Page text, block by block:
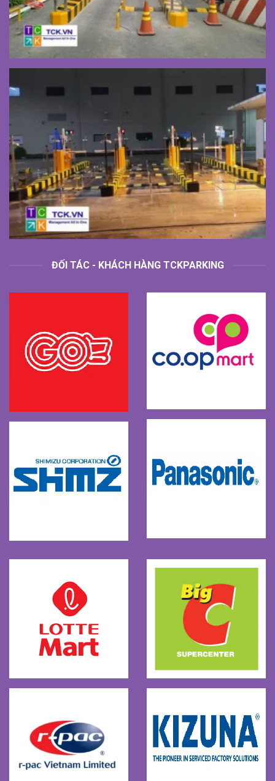
ĐỐI TÁC - KHÁCH HÀNG TCKPARKING